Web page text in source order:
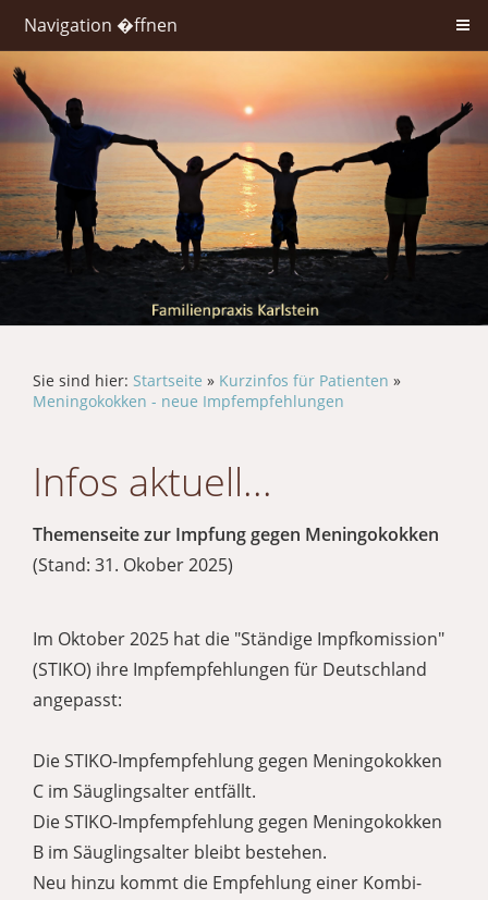
Navigation �ffnen
Sie sind hier: Startseite » Kurzinfos für Patienten »
Meningokokken - neue Impfempfehlungen
Infos aktuell...
Themenseite zur Impfung gegen Meningokokken
(Stand: 31. Okober 2025)
Im Oktober 2025 hat die "Ständige Impfkomission"
(STIKO) ihre Impfempfehlungen für Deutschland
angepasst:
Die STIKO-Impfempfehlung gegen Meningokokken
C im Säuglingsalter entfällt.
Die STIKO-Impfempfehlung gegen Meningokokken
B im Säuglingsalter bleibt bestehen.
Neu hinzu kommt die Empfehlung einer Kombi-